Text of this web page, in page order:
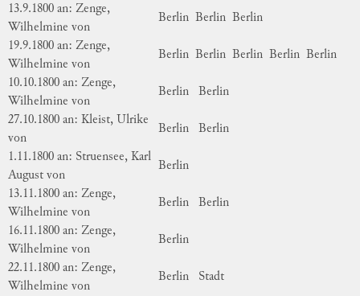
13.9.1800 an: Zenge,
Wilhelmine von
Berlin Berlin Berlin
19.9.1800 an: Zenge,
Wilhelmine von
Berlin Berlin Berlin Berlin Berlin
10.10.1800 an: Zenge,
Wilhelmine von
Berlin Berlin
27.10.1800 an: Kleist, Ulrike
von
Berlin Berlin
1.11.1800 an: Struensee, Karl
August von
Berlin
13.11.1800 an: Zenge,
Wilhelmine von
Berlin Berlin
16.11.1800 an: Zenge,
Wilhelmine von
Berlin
22.11.1800 an: Zenge,
Wilhelmine von
Berlin Stadt